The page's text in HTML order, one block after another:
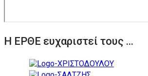
Η ΕΡΘΕ ευχαριστεί τους ...